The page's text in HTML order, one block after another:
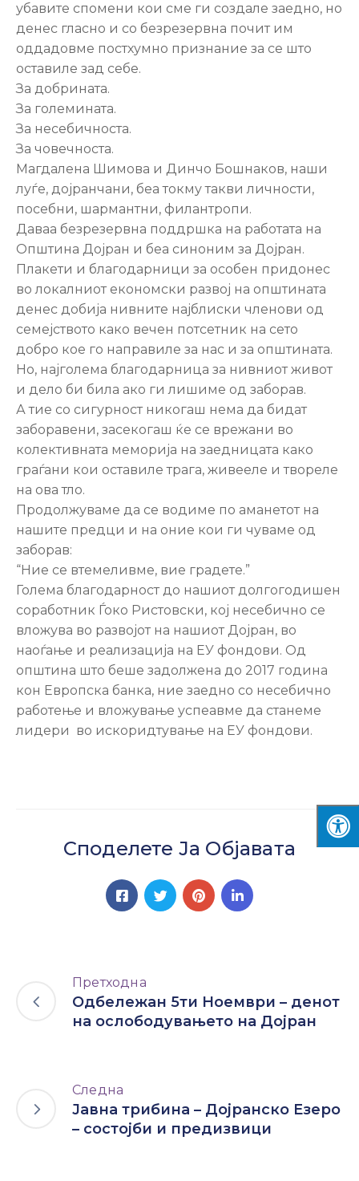
убавите спомени кои сме ги создале заедно, но
денес гласно и со безрезервна почит им
оддадовме постхумно признание за се што
оставиле зад себе.
За добрината.
За големината.
За несебичноста.
За човечноста.
Магдалена Шимова и Динчо Бошнаков, наши
луѓе, дојранчани, беа токму такви личности,
посебни, шармантни, филантропи.
Даваа безрезервна поддршка на работата на
Општина Дојран и беа синоним за Дојран.
Плакети и благодарници за особен придонес
во локалниот економски развој на општината
денес добија нивните најблиски членови од
семејството како вечен потсетник на сето
добро кое го направиле за нас и за општината.
Но, најголема благодарница за нивниот живот
и дело би била ако ги лишиме од заборав.
А тие со сигурност никогаш нема да бидат
заборавени, засекогаш ќе се врежани во
колективната меморија на заедницата како
граѓани кои оставиле трага, живееле и твореле
на ова тло.
Продолжуваме да се водиме по аманетот на
нашите предци и на оние кои ги чуваме од
заборав:
“Ние се втемеливме, вие градете.”
Голема благодарност до нашиот долгогодишен
соработник Ѓоко Ристовски, кој несебично се
вложува во развојот на нашиот Дојран, во
наоѓање и реализација на ЕУ фондови. Од
општина што беше задолжена до 2017 година
кон Европска банка, ние заедно со несебично
работење и вложување успеавме да станеме
лидери во искоридтување на ЕУ фондови.
Споделете Ја Објавата
Претходна
Одбележан 5ти Ноември – денот
на ослободувањето на Дојран
Следна
Јавна трибина – Дојранско Езеро
– состојби и предизвици